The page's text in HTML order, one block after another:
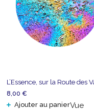
8,00 €
Ajouter au panierVue